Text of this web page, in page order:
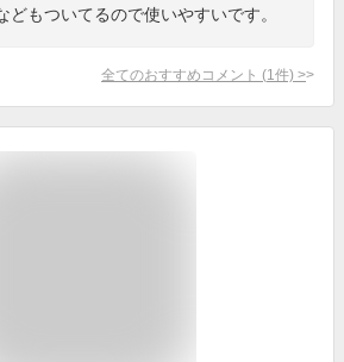
どもついてるので使いやすいです。
全てのおすすめコメント (1 件) >